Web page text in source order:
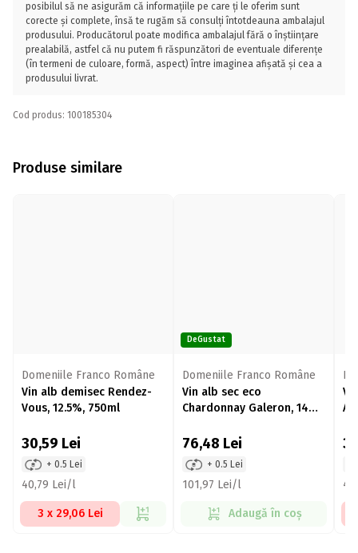
posibilul să ne asigurăm că informațiile pe care ți le oferim sunt
corecte și complete, însă te rugăm să consulți întotdeauna ambalajul
produsului. Producătorul poate modifica ambalajul fără o înștiințare
prealabilă, astfel că nu putem fi răspunzători de eventuale diferențe
(în termeni de culoare, formă, aspect) între imaginea afișată și cea a
produsului livrat.
Cod produs: 100185304
Produse similare
Domeniile Franco Române
Vin alb demisec Rendez-
Vous, 12.5%, 750ml
30,59 Lei
+ 0.5 Lei
40,79 Lei/l
3 x 29,06 Lei
DeGustat
Domeniile Franco Române
Vin alb sec eco
Chardonnay Galeron, 14%,
76,48 Lei
+ 0.5 Lei
101,97 Lei/l
Adaugă în coș